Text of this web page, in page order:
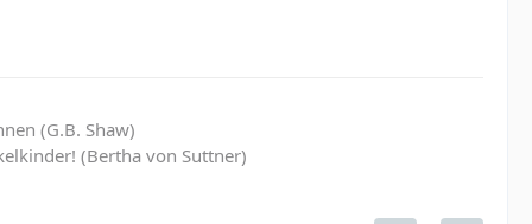
(G.B. Shaw)
(Bertha von Suttner)